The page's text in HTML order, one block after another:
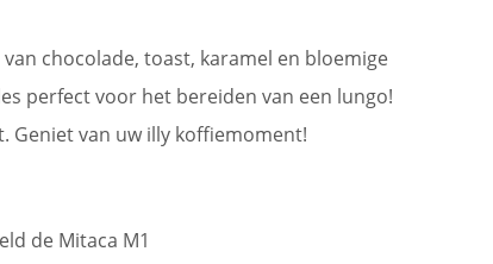
chocolade, toast, karamel en bloemige
perfect voor het bereiden van een lungo!
Geniet van uw illy koffiemoment!
de Mitaca M1